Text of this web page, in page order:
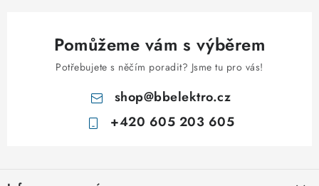
Pomůžeme vám s výběrem
Potřebujete s něčím poradit? Jsme tu pro vás!
shop@bbelektro.cz
+420 605 203 605